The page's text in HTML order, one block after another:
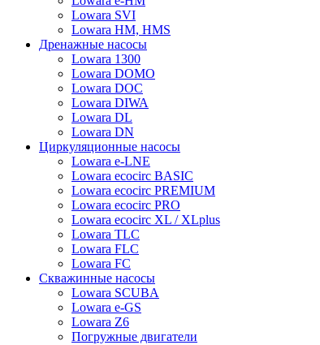
Lowara SVI
Lowara HM, HMS
Дренажные насосы
Lowara 1300
Lowara DOMO
Lowara DOC
Lowara DIWA
Lowara DL
Lowara DN
Циркуляционные насосы
Lowara e-LNE
Lowara ecocirc BASIC
Lowara ecocirc PREMIUM
Lowara ecocirc PRO
Lowara ecocirc XL / XLplus
Lowara TLC
Lowara FLC
Lowara FC
Скважинные насосы
Lowara SCUBA
Lowara e-GS
Lowara Z6
Погружные двигатели